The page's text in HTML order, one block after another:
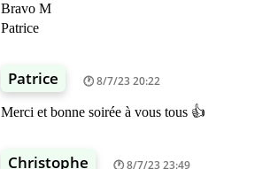
Bravo M
Patrice
Patrice 8/7/23 20:22
Merci et bonne soirée à vous tous 👍
Christophe 8/7/23 23:49